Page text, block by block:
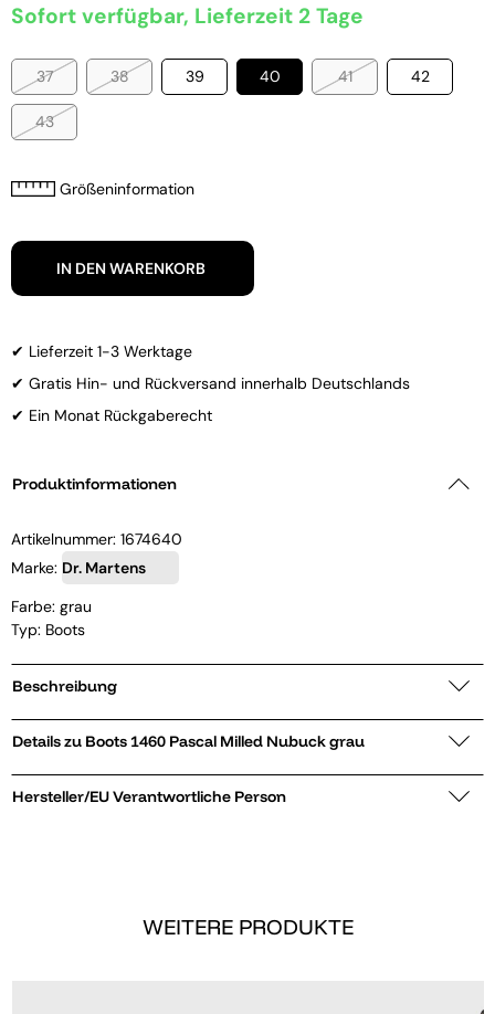
Sofort verfügbar, Lieferzeit 2 Tage
37 38 39 40 41 42
43
Größeninformation
IN DEN WARENKORB
✔ Lieferzeit 1-3 Werktage
✔ Gratis Hin- und Rückversand innerhalb Deutschlands
✔ Ein Monat Rückgaberecht
Produktinformationen
Artikelnummer: 1674640
Marke: Dr. Martens
Farbe: grau
Typ: Boots
Beschreibung
Details zu Boots 1460 Pascal Milled Nubuck grau
Hersteller/EU Verantwortliche Person
WEITERE PRODUKTE